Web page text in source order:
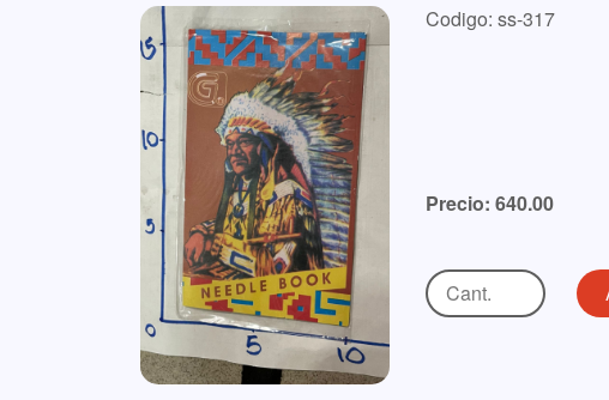
Codigo: ss-317
Precio: 640.00